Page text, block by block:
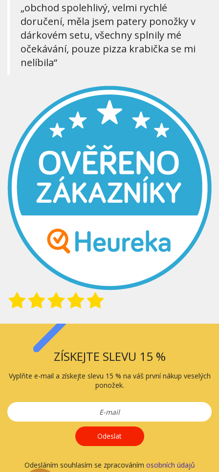
„obchod spolehlivý, velmi rychlé
doručení, měla jsem patery ponožky v
dárkovém setu, všechny splnily mé
očekávání, pouze pizza krabička se mi
nelíbila“
ZÍSKEJTE SLEVU 15 %
Vyplňte e-mail a získejte slevu 15 % na váš první nákup veselých
ponožek.
Odeslat
Odesláním souhlasím se zpracováním osobních údajů